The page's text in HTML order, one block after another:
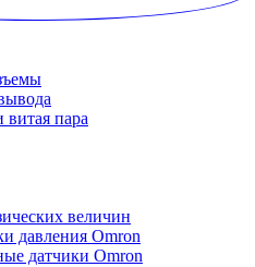
витая пара
величин
давления Omron
датчики Omron